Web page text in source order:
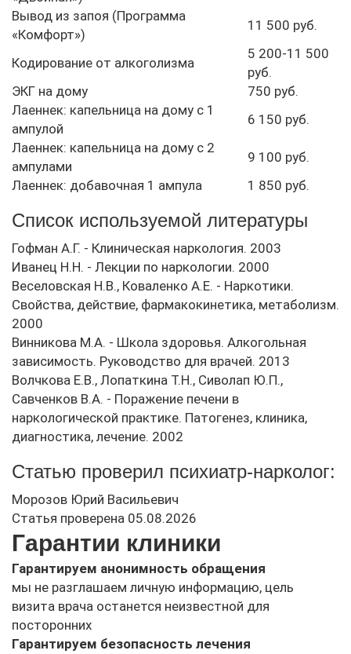
Вывод из запоя (Программа
«Комфорт»)
11 500 руб.
Кодирование от алкоголизма
5 200-11 500
руб.
ЭКГ на дому
750 руб.
Лаеннек: капельница на дому с 1
ампулой
6 150 руб.
Лаеннек: капельница на дому с 2
ампулами
9 100 руб.
Лаеннек: добавочная 1 ампула
1 850 руб.
Список используемой литературы
Гофман А.Г. - Клиническая наркология. 2003
Иванец Н.Н. - Лекции по наркологии. 2000
Веселовская Н.В., Коваленко А.Е. - Наркотики.
Свойства, действие, фармакокинетика, метаболизм.
2000
Винникова М.А. - Школа здоровья. Алкогольная
зависимость. Руководство для врачей. 2013
Волчкова Е.В., Лопаткина Т.Н., Сиволап Ю.П.,
Савченков В.А. - Поражение печени в
наркологической практике. Патогенез, клиника,
диагностика, лечение. 2002
Статью проверил психиатр-нарколог:
Морозов Юрий Васильевич
Статья проверена 05.08.2026
Гарантии клиники
Гарантируем анонимность обращения
мы не разглашаем личную информацию, цель
визита врача останется неизвестной для
посторонних
Гарантируем безопасность лечения